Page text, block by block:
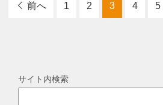
前へ 1 2 3 4 5
サイト内検索